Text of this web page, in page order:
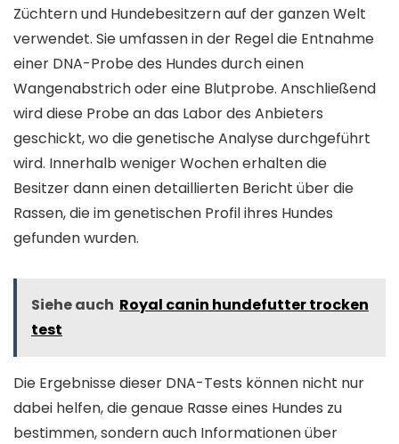
Züchtern und Hundebesitzern auf der ganzen Welt
verwendet. Sie umfassen in der Regel die Entnahme
einer DNA-Probe des Hundes durch einen
Wangenabstrich oder eine Blutprobe. Anschließend
wird diese Probe an das Labor des Anbieters
geschickt, wo die genetische Analyse durchgeführt
wird. Innerhalb weniger Wochen erhalten die
Besitzer dann einen detaillierten Bericht über die
Rassen, die im genetischen Profil ihres Hundes
gefunden wurden.
Siehe auch Royal canin hundefutter trocken
test
Die Ergebnisse dieser DNA-Tests können nicht nur
dabei helfen, die genaue Rasse eines Hundes zu
bestimmen, sondern auch Informationen über